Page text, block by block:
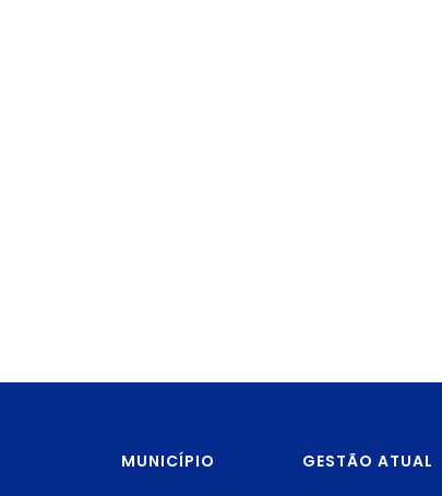
MUNICÍPIO GESTÃO ATUAL